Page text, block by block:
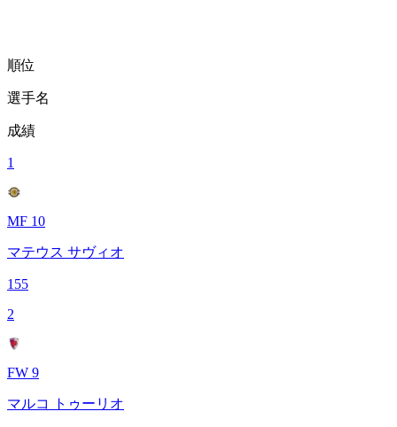
順位
選手名
成績
1
MF 10
マテウス サヴィオ
155
2
FW 9
マルコ トゥーリオ